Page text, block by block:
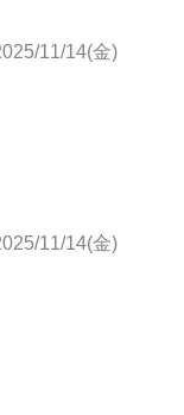
11/14(金)
11/14(金)